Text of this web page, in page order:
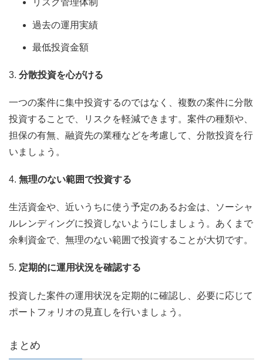
過去の運用実績
最低投資金額
3. 分散投資を心がける
一つの案件に集中投資するのではなく、複数の案件に分散
投資することで、リスクを軽減できます。案件の種類や、
担保の有無、融資先の業種などを考慮して、分散投資を行
いましょう。
4. 無理のない範囲で投資する
生活資金や、近いうちに使う予定のあるお金は、ソーシャ
ルレンディングに投資しないようにしましょう。あくまで
余剰資金で、無理のない範囲で投資することが大切です。
5. 定期的に運用状況を確認する
投資した案件の運用状況を定期的に確認し、必要に応じて
ポートフォリオの見直しを行いましょう。
まとめ